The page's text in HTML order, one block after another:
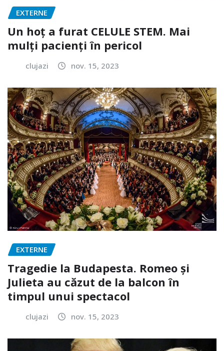
EXTERNE
Un hoț a furat CELULE STEM. Mai
mulți pacienți în pericol
clujazi nov. 15, 2023
EXTERNE
Tragedie la Budapesta. Romeo și
Julieta au căzut de la balcon în
timpul unui spectacol
clujazi nov. 15, 2023